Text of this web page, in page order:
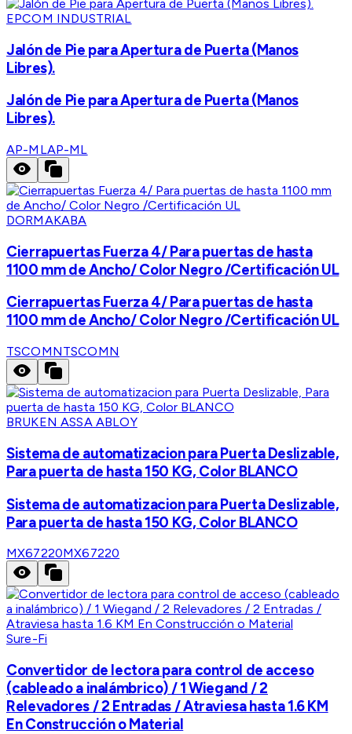
EPCOM INDUSTRIAL
Jalón de Pie para Apertura de Puerta (Manos
Libres).
Jalón de Pie para Apertura de Puerta (Manos
Libres).
AP-MLAP-ML
DORMAKABA
Cierrapuertas Fuerza 4/ Para puertas de hasta
1100 mm de Ancho/ Color Negro /Certificación UL
Cierrapuertas Fuerza 4/ Para puertas de hasta
1100 mm de Ancho/ Color Negro /Certificación UL
TSCOMNTSCOMN
BRUKEN ASSA ABLOY
Sistema de automatizacion para Puerta Deslizable,
Para puerta de hasta 150 KG, Color BLANCO
Sistema de automatizacion para Puerta Deslizable,
Para puerta de hasta 150 KG, Color BLANCO
MX67220MX67220
Sure-Fi
Convertidor de lectora para control de acceso
(cableado a inalámbrico) / 1 Wiegand / 2
Relevadores / 2 Entradas / Atraviesa hasta 1.6 KM
En Construcción o Material